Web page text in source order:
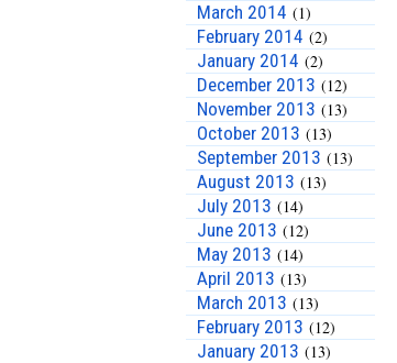
March 2014 (1)
February 2014 (2)
January 2014 (2)
December 2013 (12)
November 2013 (13)
October 2013 (13)
September 2013 (13)
August 2013 (13)
July 2013 (14)
June 2013 (12)
May 2013 (14)
April 2013 (13)
March 2013 (13)
February 2013 (12)
January 2013 (13)